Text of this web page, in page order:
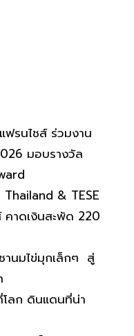
รนไชส์ ร่วมงาน
มอบรางวัล
& TESE
าดเงินสะพัด 220
านมไข่มุกเล็กๆ สู่
โลก ดินแดนที่น่า